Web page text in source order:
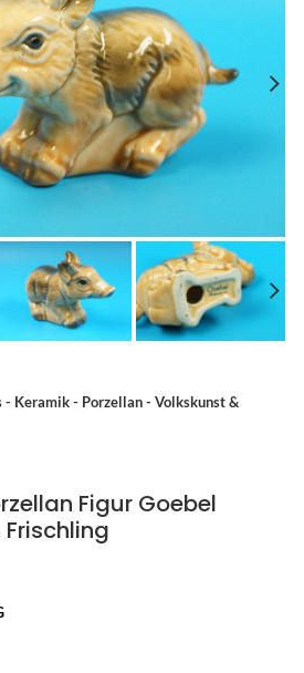
Keramik - Porzellan - Volkskunst &
Figur Goebel
Frischling